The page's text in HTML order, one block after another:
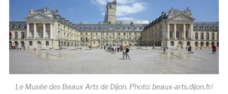
Le Musée des Beaux Arts de Dijon. Photo: beaux-arts.dijon.fr/